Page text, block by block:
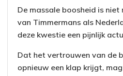
De massale boosheid is niet
van Timmermans als
deze kwestie een pijnlijk
Dat het vertrouwen van de
opnieuw een klap krijgt,